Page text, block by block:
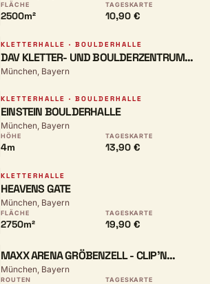
FLÄCHE
2500m²
TAGESKARTE
10,90 €
KLETTERHALLE · BOULDERHALLE
DAV KLETTER- UND BOULDERZENTRUM
MÜNCHEN-SÜD
München, Bayern
KLETTERHALLE · BOULDERHALLE
EINSTEIN BOULDERHALLE
München, Bayern
HÖHE
4m
TAGESKARTE
13,90 €
KLETTERHALLE
HEAVENS GATE
München, Bayern
FLÄCHE
2750m²
TAGESKARTE
19,90 €
MAXX ARENA GRÖBENZELL - CLIP'N
CLIMB
München, Bayern
ROUTEN TAGESKARTE